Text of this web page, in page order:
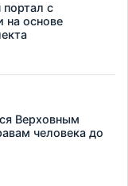
портал с
на основе
Верховным
человека до